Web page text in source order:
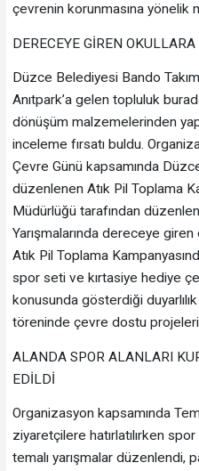
çevrenin korunmasına yönelik
DERECEYE GİREN
Düzce Belediyesi Bando
Anıtpark’a gelen topluluk
dönüşüm malzemelerinden
inceleme fırsatı buldu.
Çevre Günü kapsamında
düzenlenen Atık Pil Toplama
Müdürlüğü tarafından
Yarışmalarında dereceye
Atık Pil Toplama
spor seti ve kırtasiye hediye
konusunda gösterdiği
töreninde çevre dostu
ALANDA SPOR ALANLARI
EDİLDİ
Organizasyon kapsamında
ziyaretçilere hatırlatılırken
temalı yarışmalar düzenlendi,